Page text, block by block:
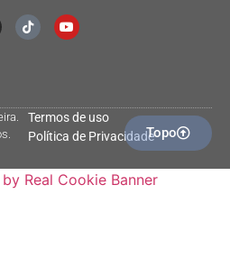
Termos de uso
Política de PrivacidadeTopo
Real Cookie Banner